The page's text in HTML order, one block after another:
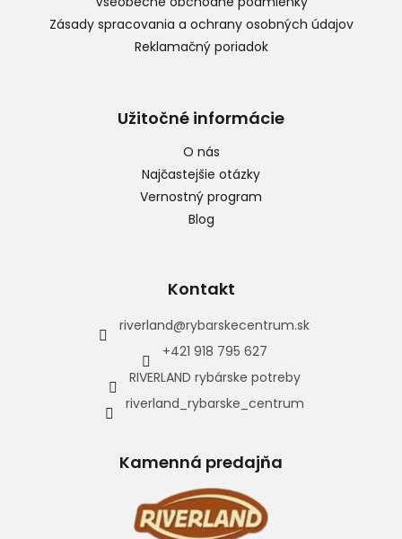
Zásady spracovania a ochrany osobných údajov
Reklamačný poriadok
Užitočné informácie
O nás
Najčastejšie otázky
Vernostný program
Blog
Kontakt
riverland@rybarskecentrum.sk
+421 918 795 627
RIVERLAND rybárske potreby
riverland_rybarske_centrum
Kamenná predajňa